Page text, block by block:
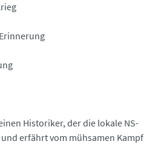
Historiker, der die lokale NS-
erfährt vom mühsamen Kampf